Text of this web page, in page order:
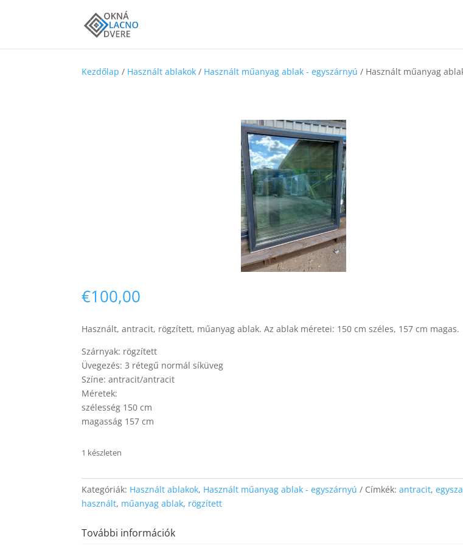
Kezdőlap / Használt ablakok / Használt műanyag ablak - egyszárnyú / Használt műanyag
€100,00
Használt, antracit, rögzített, műanyag ablak. Az ablak méretei: 150 cm széles, 157 cm magas.
Szárnyak: rögzített
Üvegezés: 3 rétegű normál síküveg
Színe: antracit/antracit
Méretek:
szélesség 150 cm
magasság 157 cm
1 készleten
Kategóriák: Használt ablakok, Használt műanyag ablak - egyszárnyú Címkék:antracit,
használt, műanyag ablak, rögzített
További információk